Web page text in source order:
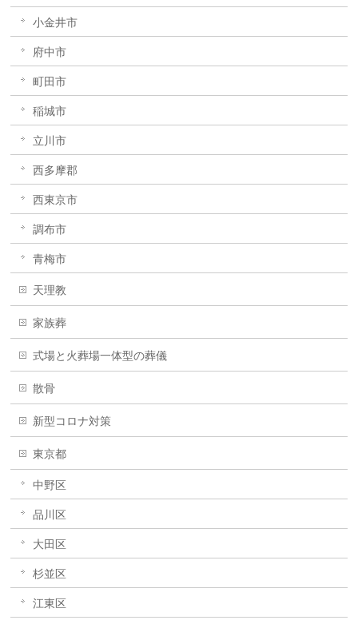
小金井市
府中市
町田市
稲城市
立川市
西多摩郡
西東京市
調布市
青梅市
天理教
家族葬
式場と火葬場一体型の葬儀
散骨
新型コロナ対策
東京都
中野区
品川区
大田区
杉並区
江東区